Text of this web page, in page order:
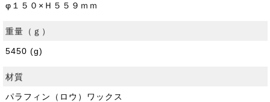
φ１５０×Ｈ５５９ｍｍ
重量（ｇ）
5450 (g)
材質
パラフィン（ロウ）ワックス